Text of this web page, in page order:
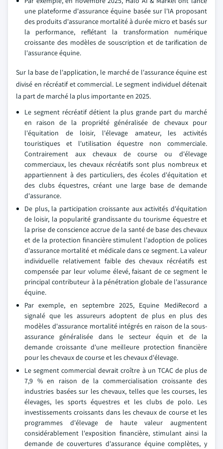
une plateforme d'assurance équine basée sur l'IA proposant
des produits d'assurance mortalité à durée micro et basés sur
la performance, reflétant la transformation numérique
croissante des modèles de souscription et de tarification de
l'assurance équine.
Sur la base de l'application, le marché de l'assurance équine est
divisé en récréatif et commercial. Le segment individuel détenait
la part de marché la plus importante en 2025.
Le segment récréatif détient la plus grande part du marché
en raison de la propriété généralisée de chevaux pour
l'équitation de loisir, l'élevage amateur, les activités
touristiques et l'utilisation équestre non commerciale.
Contrairement aux chevaux de course ou d'élevage
commerciaux, les chevaux récréatifs sont plus nombreux et
appartiennent à des particuliers, des écoles d'équitation et
des clubs équestres, créant une large base de demande
d'assurance.
De plus, la participation croissante aux activités d'équitation
de loisir, la popularité grandissante du tourisme équestre et
la prise de conscience accrue de la santé de base des chevaux
et de la protection financière stimulent l'adoption de polices
d'assurance mortalité et médicale dans ce segment. La valeur
individuelle relativement faible des chevaux récréatifs est
compensée par leur volume élevé, faisant de ce segment le
principal contributeur à la pénétration globale de l'assurance
équine.
Par exemple, en septembre 2025, Equine MediRecord a
signalé que les assureurs adoptent de plus en plus des
modèles d'assurance mortalité intégrés en raison de la sous-
assurance généralisée dans le secteur équin et de la
demande croissante d'une meilleure protection financière
pour les chevaux de course et les chevaux d'élevage.
Le segment commercial devrait croître à un TCAC de plus de
7,9 % en raison de la commercialisation croissante des
industries basées sur les chevaux, telles que les courses, les
élevages, les sports équestres et les clubs de polo. Les
investissements croissants dans les chevaux de course et les
programmes d'élevage de haute valeur augmentent
considérablement l'exposition financière, stimulant ainsi la
demande de couvertures d'assurance équine complètes, y